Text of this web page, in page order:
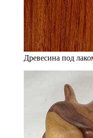
Древесина под